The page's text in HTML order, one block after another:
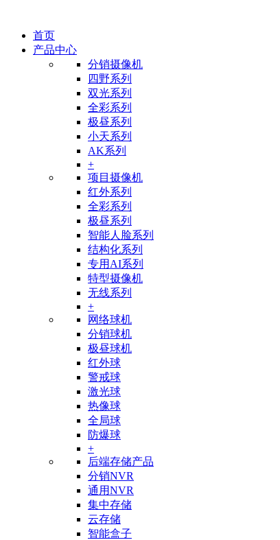
首页
产品中心
分销摄像机
四野系列
双光系列
全彩系列
极昼系列
小天系列
AK系列
+
项目摄像机
红外系列
全彩系列
极昼系列
智能人脸系列
结构化系列
专用AI系列
特型摄像机
无线系列
+
网络球机
分销球机
极昼球机
红外球
警戒球
激光球
热像球
全局球
防爆球
+
后端存储产品
分销NVR
通用NVR
集中存储
云存储
智能盒子